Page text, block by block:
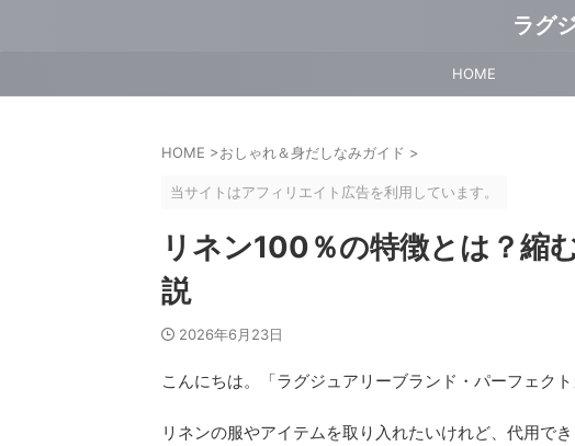
ラグ
HOME
HOME >おしゃれ＆身だしなみガイド >
当サイトはアフィリエイト広告を利用しています。
リネン100％の特徴とは？縮
説
2026年6月23日
こんにちは。「ラグジュアリーブランド・パーフェク
リネンの服やアイテムを取り入れたいけれど、代用で